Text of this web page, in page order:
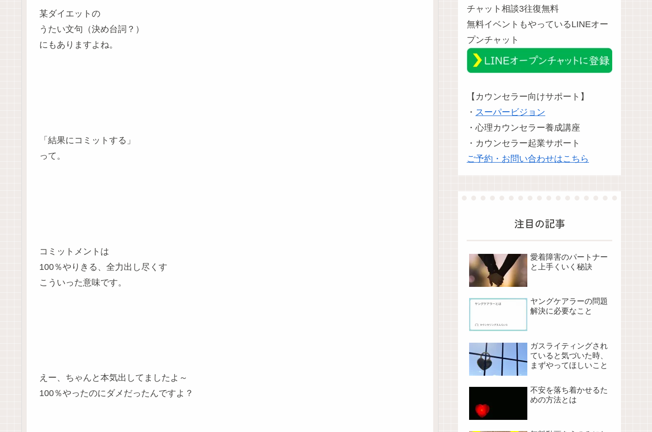
某ダイエットの
うたい文句（決め台詞？）
にもありますよね。
「結果にコミットする」
って。
コミットメントは
100％やりきる、全力出し尽くす
こういった意味です。
えー、ちゃんと本気出してましたよ～
100％やったのにダメだったんですよ？
チャット相談3往復無料
無料イベントもやっているLINEオー
プンチャット
【カウンセラー向けサポート】
・ スーパービジョン
・心理カウンセラー養成講座
・カウンセラー起業サポート
ご予約・お問い合わせはこちら
注目の記事
愛着障害のパートナー
と上手くいく秘訣
ヤングケアラーの問題
解決に必要なこと
ガスライティングされ
ていると気づいた時、
まずやってほしいこと
不安を落ち着かせるた
めの方法とは